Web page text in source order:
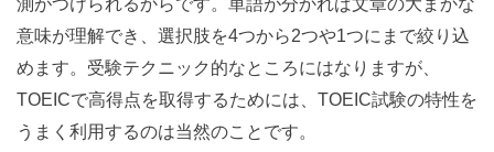
測がつけられるからです。単語が分かれば文章の大まかな
意味が理解でき、選択肢を4つから2つや1つにまで絞り込
めます。受験テクニック的なところにはなりますが、
TOEICで高得点を取得するためには、TOEIC試験の特性を
うまく利用するのは当然のことです。